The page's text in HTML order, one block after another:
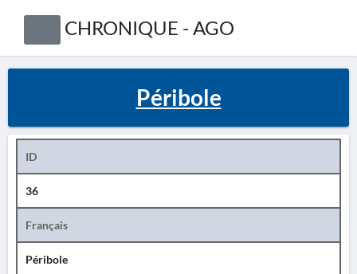
CHRONIQUE - AGO
Péribole
ID
36
Français
Péribole